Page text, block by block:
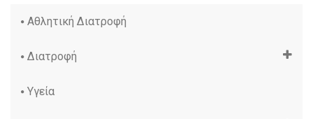
Αθλητική Διατροφή
Διατροφή
Υγεία